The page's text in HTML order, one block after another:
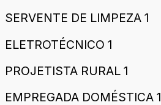
SERVENTE DE LIMPEZA 1
ELETROTÉCNICO 1
PROJETISTA RURAL 1
EMPREGADA DOMÉSTICA 1